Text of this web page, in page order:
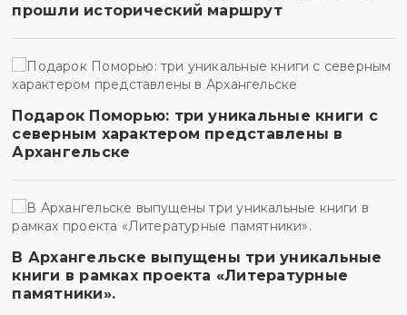
прошли исторический маршрут
Подарок Поморью: три уникальные книги с
северным характером представлены в
Архангельске
В Архангельске выпущены три уникальные
книги в рамках проекта «Литературные
памятники».